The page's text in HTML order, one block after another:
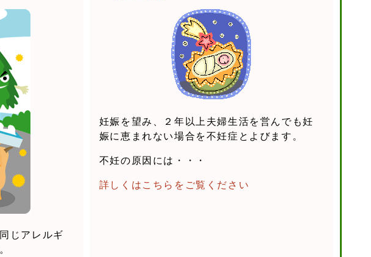
じアレルギ
妊娠を望み、２年以上夫婦生活を営んでも妊
娠に恵まれない場合を不妊症とよびます。
不妊の原因には・・・
詳しくはこちらをご覧ください